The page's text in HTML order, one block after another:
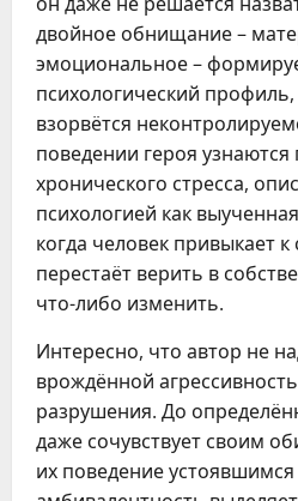
двойное обнищание –
эмоциональное –
психологический
взорвётся
поведении героя узнаются
хронического стресса,
психологией как
когда человек привыкает
перестаёт верить в
что-либо изменить.
Интересно, что автор не
врождённой
разрушения. До
даже сочувствует своим
их поведение устоявшимся